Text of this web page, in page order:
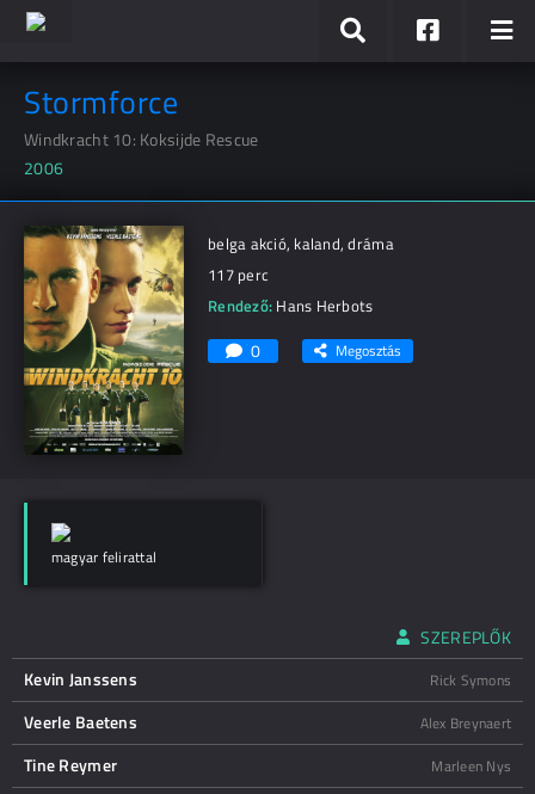
Stormforce
Windkracht 10: Koksijde Rescue
2006
belga akció, kaland, dráma
117 perc
Rendező: Hans Herbots
0 Megosztás
magyar felirattal
SZEREPLŐK
Kevin Janssens
Rick Symons
Veerle Baetens Alex Breynaert
Tine Reymer Marleen Nys